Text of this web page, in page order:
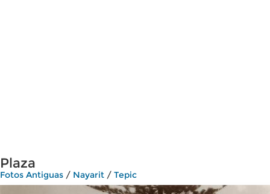
Plaza
Fotos Antiguas / Nayarit / Tepic